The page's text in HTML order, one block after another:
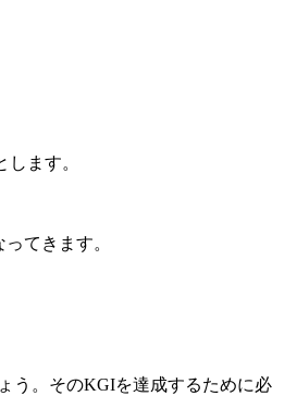
ます。
てきます。
う。そのKGIを達成するために必